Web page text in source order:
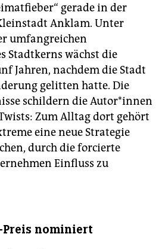
gerade in der
Anklam. Unter
umfangreichen
Stadtkerns wächst die
Jahren, nachdem die Stadt
gelitten hatte. Die
schildern die Au­tor*innen
Zum Alltag dort gehört
eine neue Strategie
durch die forcierte
Einfluss zu
Preis nominiert